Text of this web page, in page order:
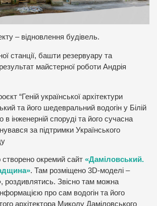
– відновлення будівель.
станції, башти резервуару та
майстерної роботи Андрія
“Геній української архітектури
та його шедевральний водогін у Білій
в інженерній споруді та його сучасна
за підтримки Українського
окремий сайт «Даміловський.
. Там розміщено 3D-моделі –
роздивлятись. Звісно там можна
про сам водогін та його
архітектора Миколу Даміловського